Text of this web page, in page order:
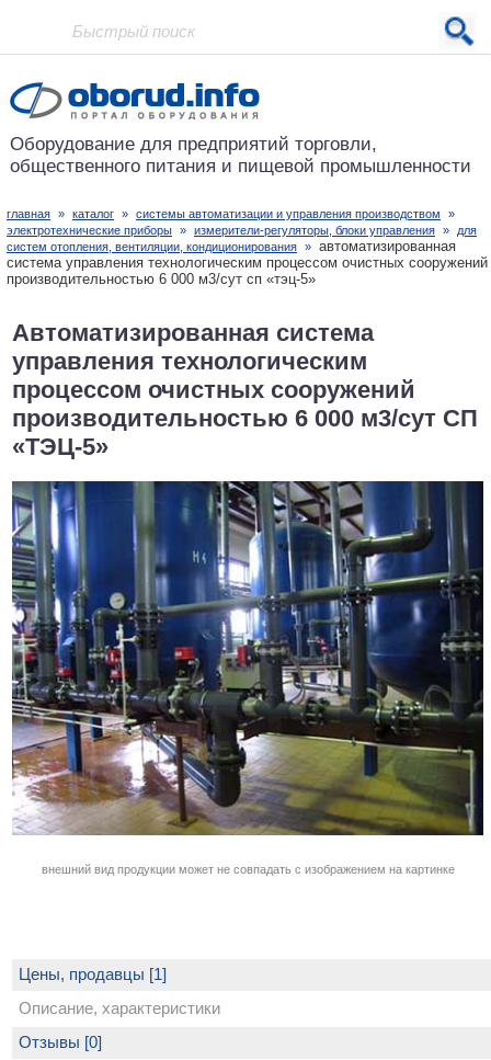
Проект основан в 2001 году
Оборудование для предприятий торговли,
общественного питания и пищевой промышленности
главная » каталог » системы автоматизации и управления производством
»
электротехнические приборы » измерители-регуляторы, блоки управления »
для
систем отопления, вентиляции, кондиционирования » автоматизированная
система управления технологическим процессом очистных сооружений
производительностью 6 000 м3/сут сп «тэц-5»
Автоматизированная система
управления технологическим
процессом очистных сооружений
производительностью 6 000 м3/сут СП
«ТЭЦ-5»
внешний вид продукции может не совпадать с изображением на картинке
Цены, продавцы [1]
Описание, характеристики
Отзывы [0]